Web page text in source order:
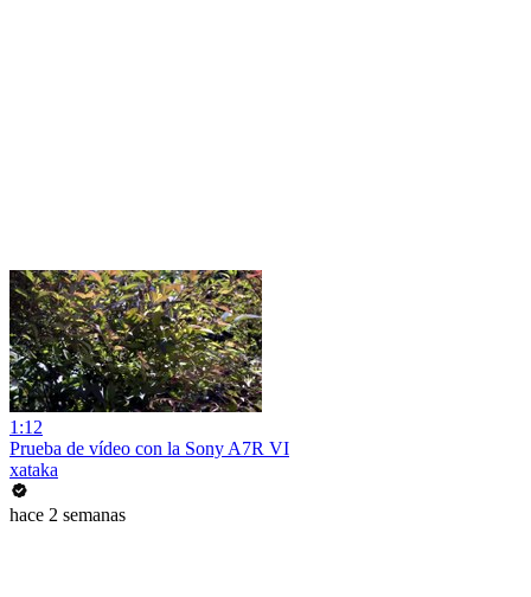
1:12
Prueba de vídeo con la Sony A7R VI
xataka
hace 2 semanas